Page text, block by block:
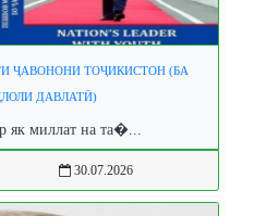
ҶАВОНОНИ ТОҶИКИСТОН (БА
ДАВЛАТӢ)
як миллат на та�...
30.07.2026